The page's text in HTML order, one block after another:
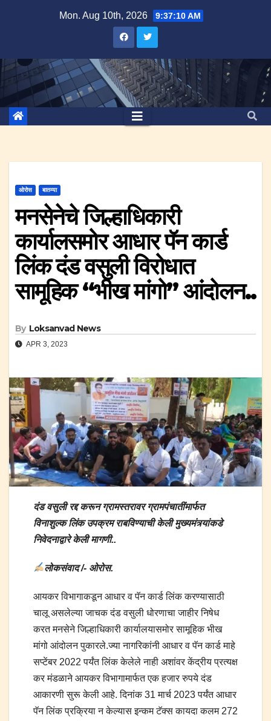
Mon. Aug 10th, 2026 9:37:11 AM
ओरोस बातम्या
मनसेनेचे जिल्हाधिकारी
कार्यालसमोर आधार पॅन कार्ड
लिंक दंड वसुली विरोधात
सामूहिक “भीख मांगो” आंदोलन..
By Loksanvad News
APR 3, 2023
दंड वसुली रद्द करून ग्रामस्तरावर ग्रामपंचातींमार्फत
विनाशुल्क लिंक उपक्रम राबविण्याची केली मुख्यमंत्र्यांकडे
निवेदनाद्वारे केली मागणी..
लोकसंवाद /- ओरोस.
आयकर विभागाकडून आधार व पॅन कार्ड लिंक करण्यासाठी
चालू असलेल्या जाचक दंड वसुली धोरणाचा जाहीर निषेध
करत मनसेने जिल्हाधिकारी कार्यालयासमोर सामूहिक भीख
मांगो आंदोलन पुकारले.ज्या नागरिकांनी आधार व पॅन कार्ड माहे
सप्टेंबर 2022 पर्यंत लिंक केलेले नाही अशांवर केंद्रीय प्रत्यक्ष
कर मंडळाने आयकर विभागामार्फत एक हजार रुपये दंड
आकारणी सुरू केली आहे. दिनांक 31 मार्च 2023 पर्यंत आधार
पॅन लिंक प्रक्रिया न केल्यास इन्कम टॅक्स कायदा कलम 272